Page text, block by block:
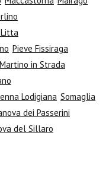
Pieve Fissiraga
in Strada
Lodigiana Somaglia
dei Passerini
del Sillaro